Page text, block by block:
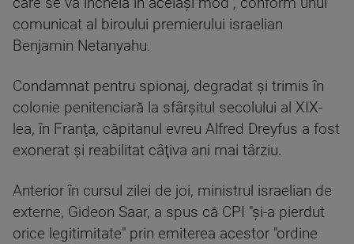
comunicat al biroului premierului israelian
Benjamin Netanyahu.
Condamnat pentru spionaj, degradat şi trimis în
colonie penitenciară la sfârşitul secolului al XIX-
lea, în Franţa, căpitanul evreu Alfred Dreyfus a fost
exonerat şi reabilitat câţiva ani mai târziu.
Anterior în cursul zilei de joi, ministrul israelian de
externe, Gideon Saar, a spus că CPI "şi-a pierdut
orice legitimitate" prin emiterea acestor "ordine